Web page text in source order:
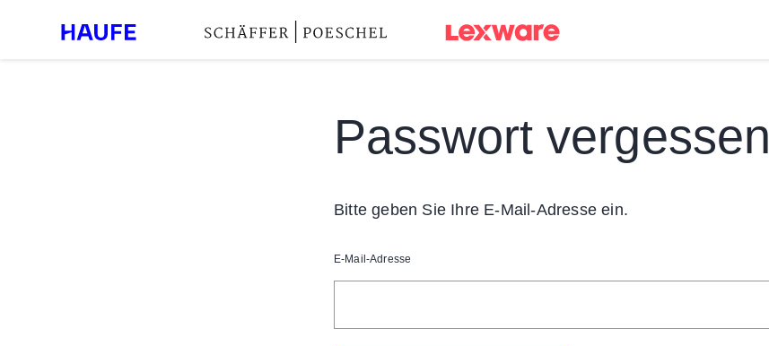
Passwort vergessen
Bitte geben Sie Ihre E-Mail-Adresse ein.
E-Mail-Adresse